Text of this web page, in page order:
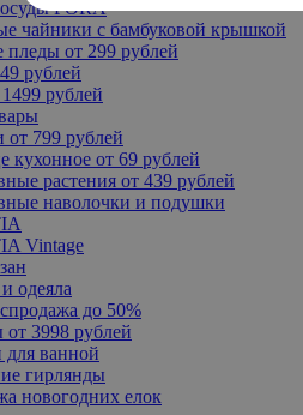
FORA
чайники с бамбуковой крышкой
от 299 рублей
рублей
рублей
799 рублей
кухонное от 69 рублей
растения от 439 рублей
наволочки и подушки
Vintage
одеяла
до 50%
3998 рублей
ванной
гирлянды
новогодних елок